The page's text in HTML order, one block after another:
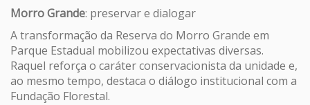
Morro Grande: preservar e dialogar
A transformação da Reserva do Morro Grande em
Parque Estadual mobilizou expectativas diversas.
Raquel reforça o caráter conservacionista da unidade e,
ao mesmo tempo, destaca o diálogo institucional com a
Fundação Florestal.